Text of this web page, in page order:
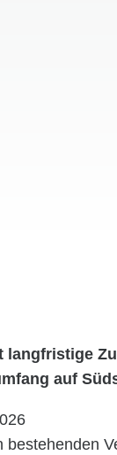
langfristige
auf
bestehenden